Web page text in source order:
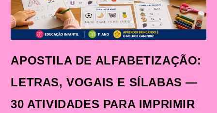
APOSTILA DE ALFABETIZAÇÃO:
LETRAS, VOGAIS E SÍLABAS —
30 ATIVIDADES PARA IMPRIMIR